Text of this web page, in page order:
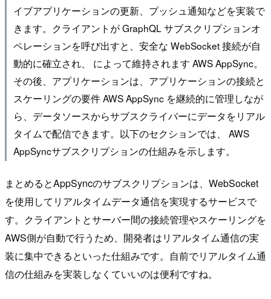
イブアプリケーションの更新、プッシュ通知などを実装で
きます。クライアントが GraphQL サブスクリプションオ
ペレーションを呼び出すと、安全な WebSocket 接続が自
動的に確立され、 によって維持されます AWS AppSync。
その後、アプリケーションは、アプリケーションの接続と
スケーリングの要件 AWS AppSync を継続的に管理しなが
ら、データソースからサブスクライバーにデータをリアル
タイムで配信できます。以下のセクションでは、 AWS
AppSyncサブスクリプションの仕組みを示します。
まとめるとAppSyncのサブスクリプションは、WebSocket
を使用してリアルタイムデータ通信を実現するサービスで
す。クライアントとサーバー間の接続管理やスケーリングを
AWS側が自動で行うため、開発者はリアルタイム通信の実
装に集中できるといった仕組みです。自前でリアルタイム通
信の仕組みを実装しなくていいのは便利ですね。